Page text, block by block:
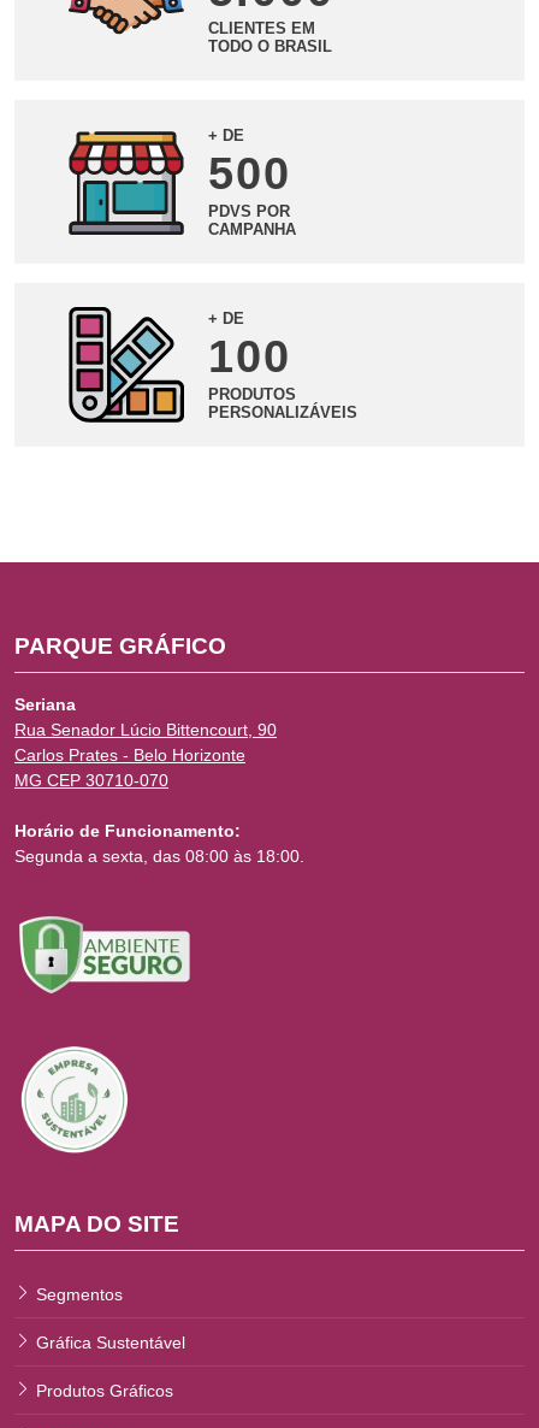
CLIENTES EM
TODO O BRASIL
+ DE
500
PDVS POR
CAMPANHA
+ DE
100
PRODUTOS
PERSONALIZÁVEIS
PARQUE GRÁFICO
Seriana
Rua Senador Lúcio Bittencourt, 90
Carlos Prates - Belo Horizonte
MG CEP 30710-070
Horário de Funcionamento:
Segunda a sexta, das 08:00 às 18:00.
MAPA DO SITE
Segmentos
Gráfica Sustentável
Produtos Gráficos